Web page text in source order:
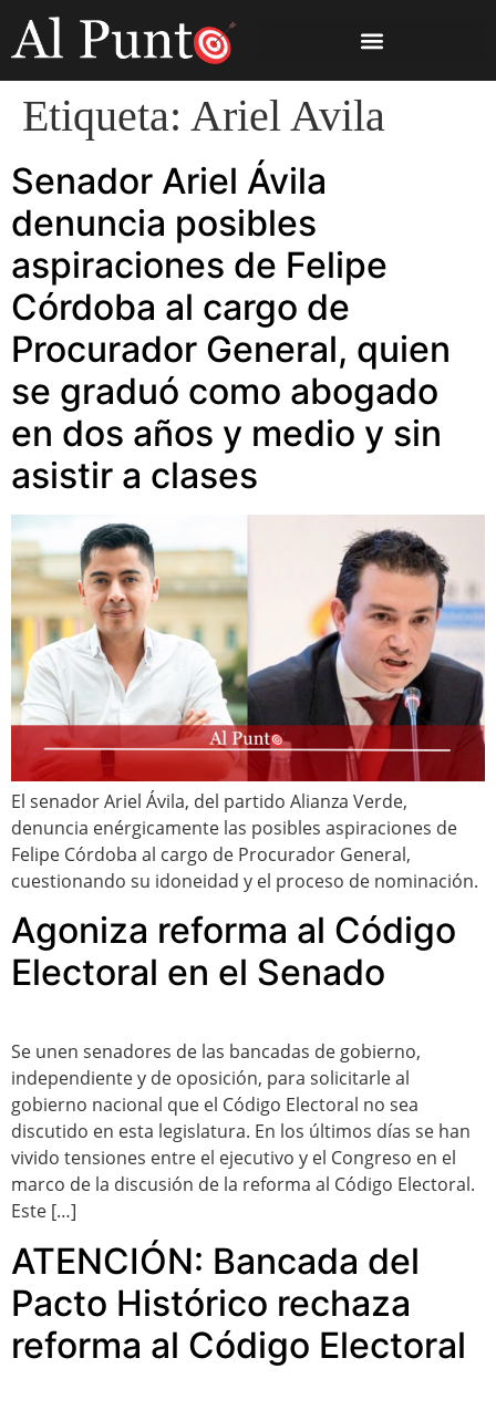
Etiqueta: Ariel Avila
Senador Ariel Ávila
denuncia posibles
aspiraciones de Felipe
Córdoba al cargo de
Procurador General, quien
se graduó como abogado
en dos años y medio y sin
asistir a clases
El senador Ariel Ávila, del partido Alianza Verde,
denuncia enérgicamente las posibles aspiraciones de
Felipe Córdoba al cargo de Procurador General,
cuestionando su idoneidad y el proceso de nominación.
Agoniza reforma al Código
Electoral en el Senado
Se unen senadores de las bancadas de gobierno,
independiente y de oposición, para solicitarle al
gobierno nacional que el Código Electoral no sea
discutido en esta legislatura. En los últimos días se han
vivido tensiones entre el ejecutivo y el Congreso en el
marco de la discusión de la reforma al Código Electoral.
Este […]
ATENCIÓN: Bancada del
Pacto Histórico rechaza
reforma al Código Electoral